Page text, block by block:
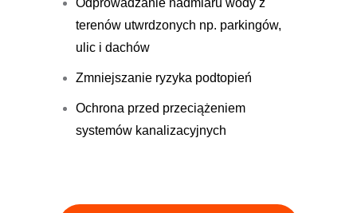
terenów utwrdzonych np. parkingów,
ulic i dachów
Zmniejszanie ryzyka podtopień
Ochrona przed przeciążeniem
systemów kanalizacyjnych